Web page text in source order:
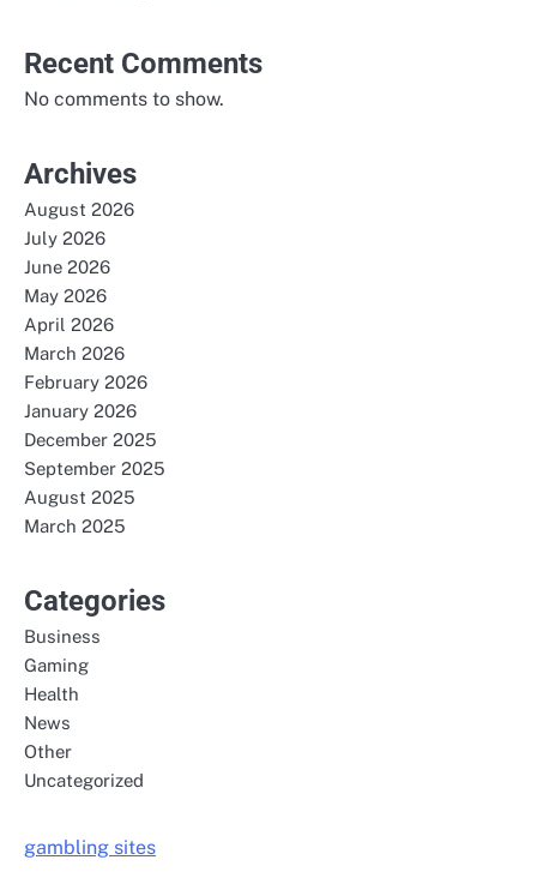
Recent Comments
No comments to show.
Archives
August 2026
July 2026
June 2026
May 2026
April 2026
March 2026
February 2026
January 2026
December 2025
September 2025
August 2025
March 2025
Categories
Business
Gaming
Health
News
Other
Uncategorized
gambling sites